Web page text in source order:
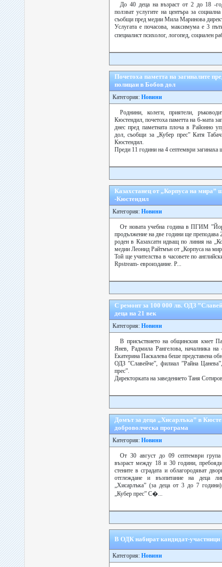
До 40 деца на възраст от 2 до 18 -
ползват услугите на центъра за
съобщи пред медии Мила Маринова
Услугата е почасова, максимума е 3
специалист психолог, логопед, социален
Почетоха паметта на загиналите
полицаи в Бобов дол
Категория: Новини
Роднини, колеги, приятели,
Кюстендил, почетоха паметта на 6-мата
днес пред паметната плоча в Районно
дол, съобщи за „Кубер прес” Катя
Кюстендил.
Преди 11 години на 4 септември загинаха
Казахстанец от „Корпуса на
-Кюстендил
Категория: Новини
От новата учебна година в ПГИМ
продължение на две години ще
роден в Казахсатн идващ по линия на
медии Леонид Райтмън от „Корпуса на
Той ще учителства в часовете по
Rpstream- евроиздание. Р...
С ремонт за 100 000 лв. ОДЗ
деца на 21 век
Категория: Новини
В присъствието на общинския кмет
Янев, Радмила Рангелова, началника на
Екатерина Паскалева беше представена
ОДЗ ”Славейче”, филиал ”Райна
прес”.
Директорката на заведението Таня
Домът за деца „Хисарлъка” в
доброволческа програма
Категория: Новини
От 30 август до 09 септември
възраст между 18 и 30 години,
стените в сградата и облагородяват
отглеждане и възпитание на деца
„Хисарлъка” (за деца от 3 до 7
„Кубер прес” С�...
В ОДК набират кандидат-участници
Категория: Новини